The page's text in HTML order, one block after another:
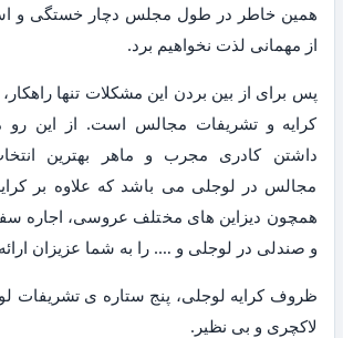
همین خاطر در طول مجلس دچار خستگی و
از مهمانی لذت نخواهیم برد.
پس برای از بین بردن این مشکلات تنها
کرایه و تشریفات مجالس است. از این رو
داشتن کادری مجرب و ماهر بهترین
مجالس در لوجلی می باشد که علاوه بر
همچون دیزاین های مختلف عروسی، اجاره
و صندلی در لوجلی و …. را به شما عزیزان
ظروف کرایه لوجلی، پنج ستاره ی تشریفات
لاکچری و بی نظیر.